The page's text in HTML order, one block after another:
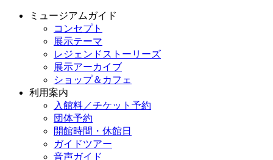
ミュージアムガイド
コンセプト
展示テーマ
レジェンドストーリーズ
展示アーカイブ
ショップ＆カフェ
利用案内
入館料／チケット予約
団体予約
開館時間・休館日
ガイドツアー
音声ガイド